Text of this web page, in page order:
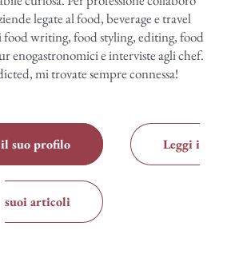
legate al food, beverage e travel
writing, food styling, editing, food
enogastronomici e interviste agli chef.
mi trovate sempre connessa!
suo profilo Leggi i
suoi articoli